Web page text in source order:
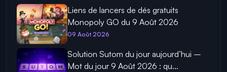
Liens de lancers de dés gratuits
Monopoly GO du 9 Août 2026
09 Août 2026
Solution Sutom du jour aujourd’hui –
Mot du jour 9 Août 2026 : qu...